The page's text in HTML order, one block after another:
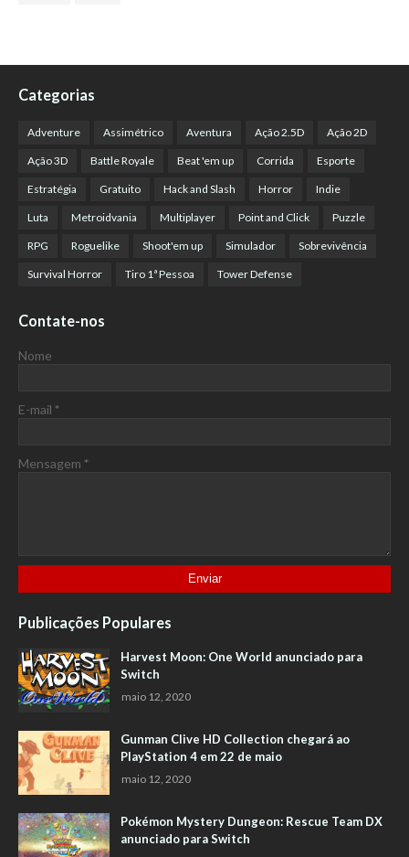
Categorias
Adventure Assimétrico Aventura Ação 2.5D Ação 2D
Ação 3D Battle Royale Beat 'em up Corrida Esporte
Estratégia Gratuito Hack and Slash Horror Indie
Luta Metroidvania Multiplayer Point and Click Puzzle
RPG Roguelike Shoot'em up Simulador Sobrevivência
Survival Horror Tiro 1ª Pessoa Tower Defense
Contate-nos
Nome
E-mail *
Mensagem *
Publicações Populares
Harvest Moon: One World anunciado para
Switch
maio 12, 2020
Gunman Clive HD Collection chegará ao
PlayStation 4 em 22 de maio
maio 12, 2020
Pokémon Mystery Dungeon: Rescue Team DX
anunciado para Switch